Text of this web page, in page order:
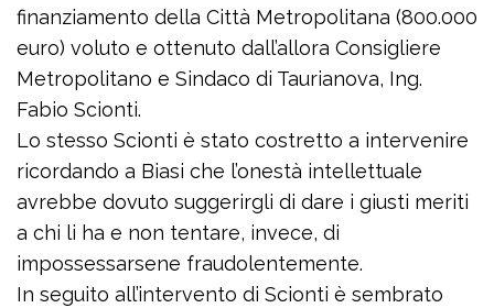
finanziamento della Città Metropolitana (800.000
euro) voluto e ottenuto dall’allora Consigliere
Metropolitano e Sindaco di Taurianova, Ing.
Fabio Scionti.
Lo stesso Scionti è stato costretto a intervenire
ricordando a Biasi che l’onestà intellettuale
avrebbe dovuto suggerirgli di dare i giusti meriti
a chi li ha e non tentare, invece, di
impossessarsene fraudolentemente.
In seguito all’intervento di Scionti è sembrato